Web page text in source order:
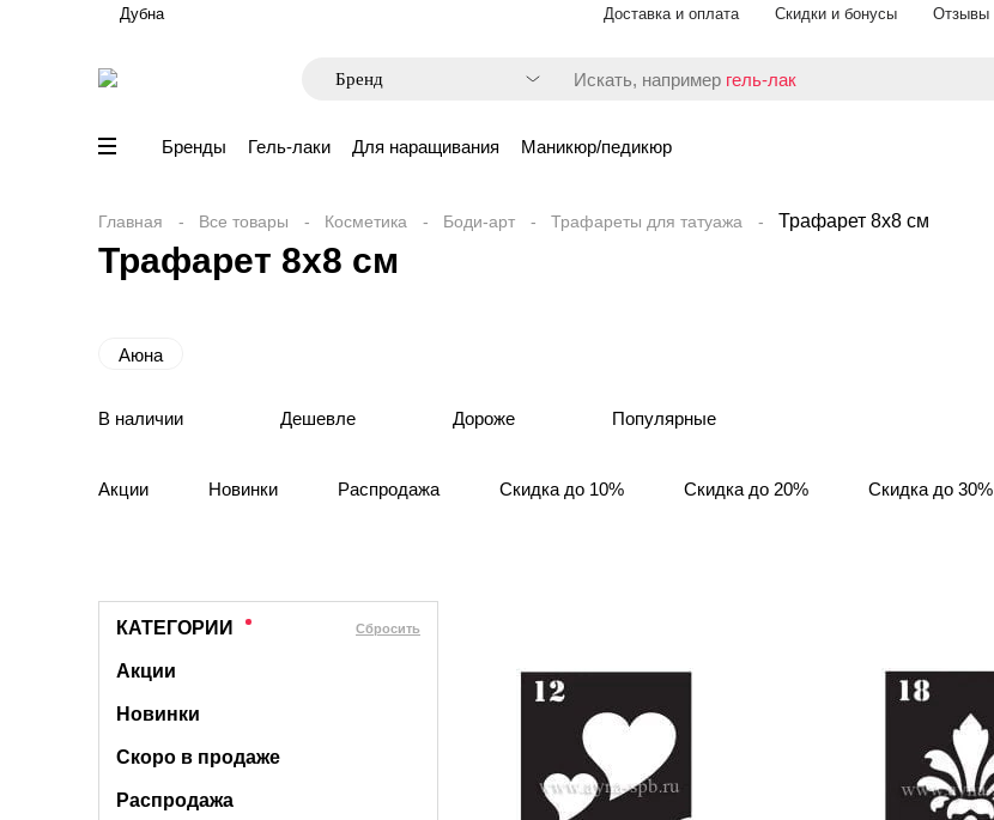
Дубна Доставка и оплата Скидки и бонусы Отзывы
Искать, например гель-лак
Бренды Гель-лаки Для наращивания Маникюр/педикюр
Главная Все товары Косметика Боди-арт Трафареты для татуажа Трафарет 8х8 см
Трафарет 8х8 см
Аюна
В наличии Дешевле Дороже Популярные
Акции Новинки Распродажа Скидка до 10% Скидка до 20% Скидка до 30%
КАТЕГОРИИ Cбросить
Акции
Новинки
Скоро в продаже
Распродажа